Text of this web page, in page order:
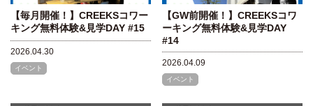
【毎月開催！】CREEKSコワー
キング無料体験&見学DAY #15
2026.04.30
イベント
【GW前開催！】CREEKSコワ
ーキング無料体験&見学DAY
#14
2026.04.09
イベント